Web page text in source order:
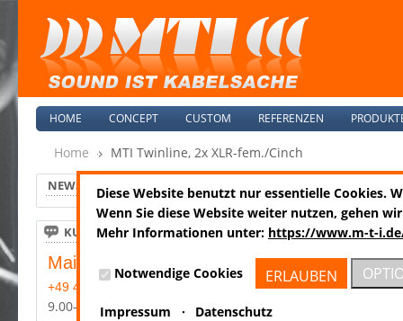
HOME CONCEPT CUSTOM REFERENZEN
Home MTI Twinline, 2x XLR-fem./Cinch
MTP
NEWS
KUNDENSERVICE
Mail:
+49 4185-8089-0
9.00-17.00 Mo-Fr
Diese Website benutzt nur essentielle Cookies.
Wenn Sie diese Website weiter nutzen, gehen
Mehr Informationen unter: https://www.m-t-
Notwendige Cookies ERLAUBEN
Impressum · Datenschutz